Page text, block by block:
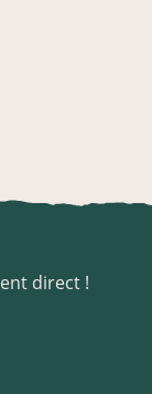
direct !